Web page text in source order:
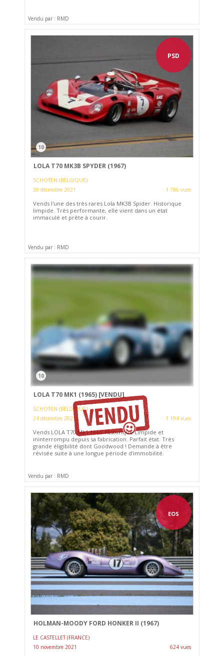
Vendu par : RMD
PSD
10
LOLA T70 MK3B SPYDER (1967)
SCHOTEN (BELGIQUE)
30 décembre 2021
1 786 vues
Vends l'une des très rares Lola MK3B Spider. Historique
limpide. Très performante, elle vient dans un état
immaculé et prête à courir.
Vendu par : RMD
10
LOLA T70 MK1 (1965) [VENDU]
SCHOTEN (BELGIQUE)
24 décembre 2021
1 194 vues
Vends LOLA T70 Mk1 1965. Historique Limpide et
ininterrompu depuis sa fabrication. Parfait état. Très
grande éligibilité dont Goodwood ! Demande à être
révisée suite à une longue période d'immobilité.
Vendu par : RMD
EOS
HOLMAN-MOODY FORD HONKER II (1967)
LE CASTELLET (FRANCE)
10 novembre 2021
624 vues